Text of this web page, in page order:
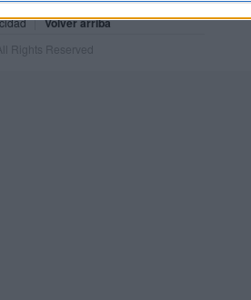
Volver arriba
Rights Reserved